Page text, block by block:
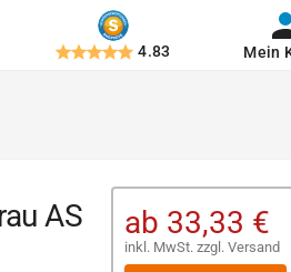
4.83 Mein
AS ab 33,33 €
inkl. MwSt. zzgl. Versand